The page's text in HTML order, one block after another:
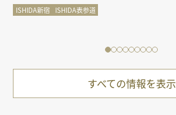
ISHIDA新宿 ISHIDA表参道
すべての情報を表示